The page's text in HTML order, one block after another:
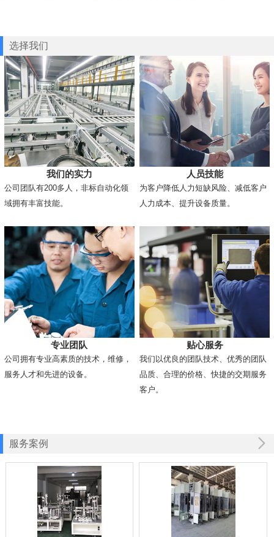
选择我们
我们的实力
公司团队有200多人，非标自动化领
域拥有丰富技能。
人员技能
为客户降低人力短缺风险、减低客户
人力成本、提升设备质量。
专业团队
公司拥有专业高素质的技术，维修，
服务人才和先进的设备。
贴心服务
我们以优良的团队技术、优秀的团队
品质、合理的价格、快捷的交期服务
客户。
服务案例